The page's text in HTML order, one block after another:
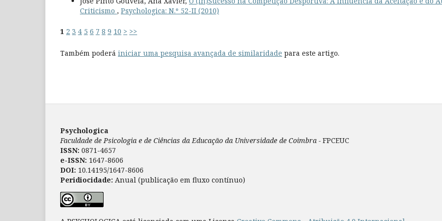
Criticismo , Psychologica: N.º 52-II (2010)
1 2 3 4 5 6 7 8 9 10 > >>
Também poderá iniciar uma pesquisa avançada de similaridade para este artigo.
Psychologica
Faculdade de Psicologia e de Ciências da Educação da Universidade de Coimbra - FPCEUC
ISSN: 0871-4657
e-ISSN: 1647-8606
DOI: 10.14195/1647-8606
Peridiocidade: Anual (publicação em fluxo contínuo)